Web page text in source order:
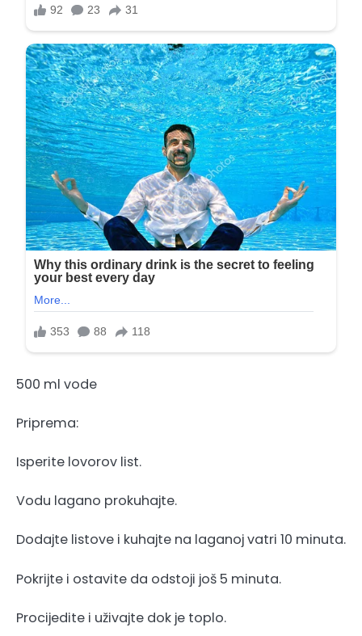
500 ml vode
Priprema:
Isperite lovorov list.
Vodu lagano prokuhajte.
Dodajte listove i kuhajte na laganoj vatri 10 minuta.
Pokrijte i ostavite da odstoji još 5 minuta.
Procijedite i uživajte dok je toplo.